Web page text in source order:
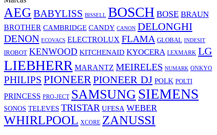
AEG BABYLISS BISSELL BOSCH BOSE BRAUN
BROTHER CAMBRIDGE CANDY CANON DELONGHI
DENON ECOVACS ELECTROLUX FLAMA GLOBAL INDESIT
IROBOT KENWOOD KITCHENAID KYOCERA LEXMARK LG
LIEBHERR MARANTZ MEIRELES NUMARK ONKYO
PHILIPS PIONEERPIONEER DJ POLK POLTI
PRINCESS PRO-JECT SAMSUNG SIEMENS
SONOS TELEVES TRISTAR UFESA WEBER
WHIRLPOOL XCORE ZANUSSI